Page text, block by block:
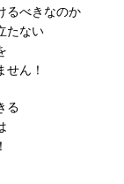
るべきなのか
たない
せん！
る